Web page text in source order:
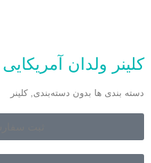
کلینر ولدان آمریکایی
دسته بندی ها بدون دسته‌بندی, کلینر